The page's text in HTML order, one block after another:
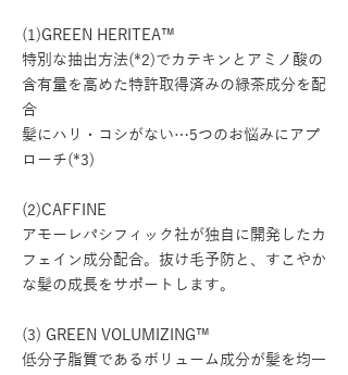
(1)GREEN HERITEA™
特別な抽出方法(*2)でカテキンとアミノ酸の
含有量を高めた特許取得済みの緑茶成分を配
合
髪にハリ・コシがない…5つのお悩みにアプ
ローチ(*3)
(2)CAFFINE
アモーレパシフィック社が独自に開発したカ
フェイン成分配合。抜け毛予防と、すこやか
な髪の成長をサポートします。
(3) GREEN VOLUMIZING™
低分子脂質であるボリューム成分が髪を均一